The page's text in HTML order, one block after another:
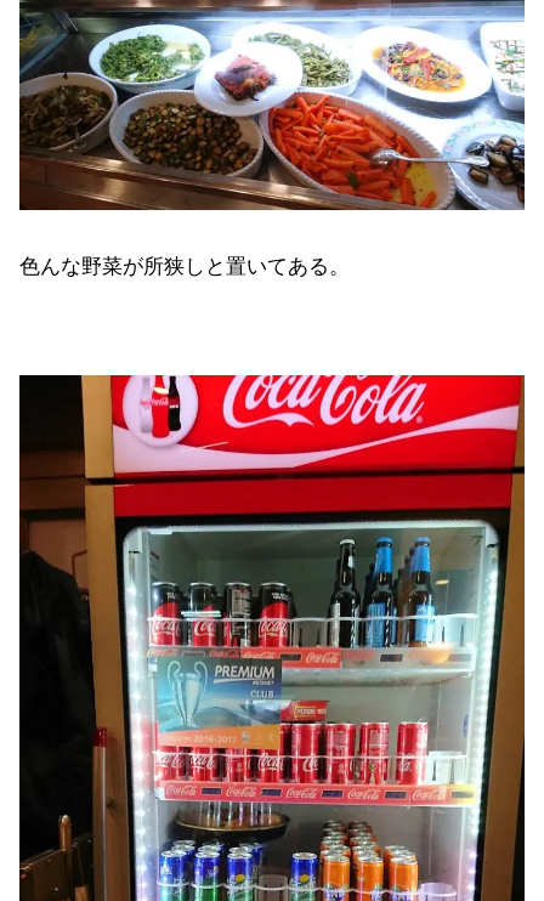
色んな野菜が所狭しと置いてある。